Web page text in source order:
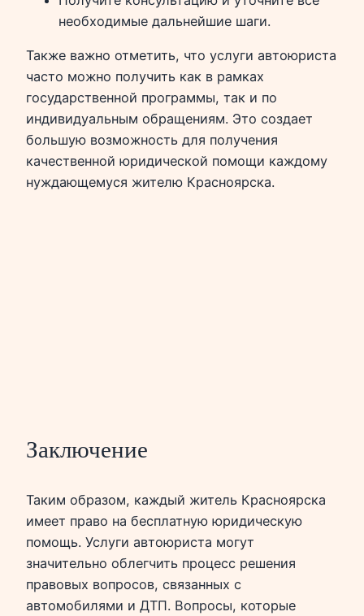
необходимые дальнейшие шаги.
Также важно отметить, что услуги автоюриста
часто можно получить как в рамках
государственной программы, так и по
индивидуальным обращениям. Это создает
большую возможность для получения
качественной юридической помощи каждому
нуждающемуся жителю Красноярска.
Заключение
Таким образом, каждый житель Красноярска
имеет право на бесплатную юридическую
помощь. Услуги автоюриста могут
значительно облегчить процесс решения
правовых вопросов, связанных с
автомобилями и ДТП. Вопросы, которые